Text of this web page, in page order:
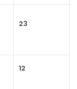
23
12